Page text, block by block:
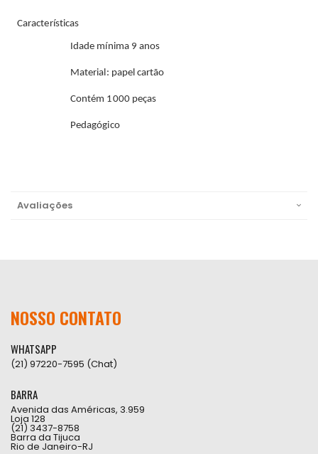
Características
Idade mínima 9 anos
Material: papel cartão
Contém 1000 peças
Pedagógico
Avaliações
NOSSO CONTATO
WHATSAPP
(21) 97220-7595 (Chat)
BARRA
Avenida das Américas, 3.959
Loja 128
(21) 3437-8758
Barra da Tijuca
Rio de Janeiro-RJ